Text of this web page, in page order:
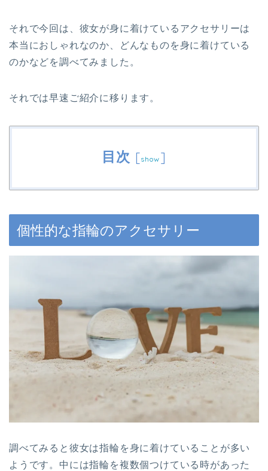
それで今回は、彼女が身に着けているアクセサリーは
本当におしゃれなのか、どんなものを身に着けている
のかなどを調べてみました。
それでは早速ご紹介に移ります。
目次 [show ]
個性的な指輪のアクセサリー
調べてみると彼女は指輪を身に着けていることが多い
ようです。中には指輪を複数個つけている時があった